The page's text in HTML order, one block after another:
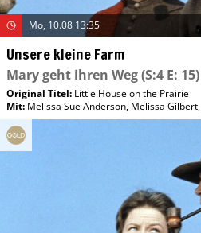
Mo, 10.08 13:35
Unsere kleine Farm
Mary geht ihren Weg(S:4 E: 15)
Original Titel: Little House on the Prairie
Mit: Melissa Sue Anderson, Melissa Gilbert,